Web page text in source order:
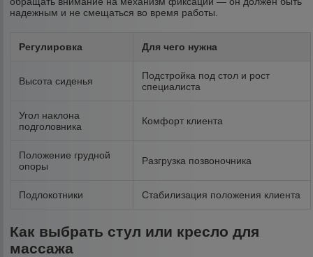
надежным и не смещаться во время работы.
Регулировка Для чего нужна
Высота сиденья
Подстройка под стол и рост
специалиста
Угол наклона
подголовника
Комфорт клиента
Положение грудной
опоры
Разгрузка позвоночника
Подлокотники Стабилизация положения клиента
Как выбрать стул или кресло для
массажа